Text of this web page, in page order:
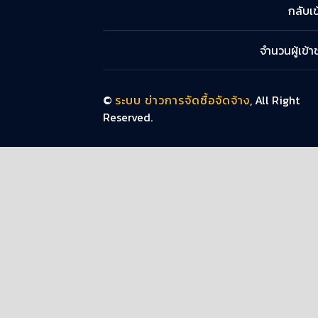
กลับเ
จำนวนผู้เข้
© ระบบ ข่าวการจัดซื้อจัดจ้าง, All Right
Reserved.